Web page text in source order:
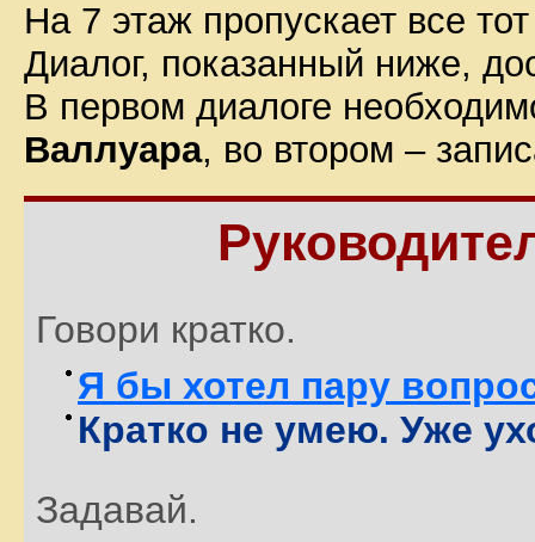
На 7 этаж пропускает все
Диалог, показанный ниже,
В первом диалоге
Валлуара, во втором –
Говори кратко.
Я бы хотел пару
Кратко не умею. Уже
Задавай.